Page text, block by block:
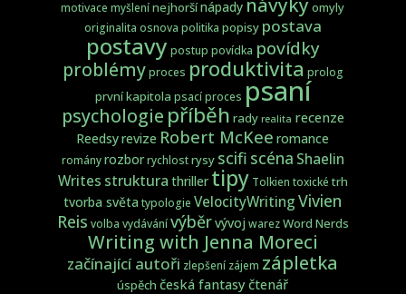
motivace myšlení nejhoršínápady omyly
originalita osnova politika popisy postava
postavy postup povídka povídky
problémyproces produktivita prolog
první kapitola psací proces psaní
psychologie příběh rady realita recenze
Reedsyrevize Robert McKee romance
rományrozborrychlostrysy scifi scéna Shaelin
Writes struktura thriller tipy Tolkien toxické trh
tvorba světa typologie VelocityWriting Vivien
Reis volba vydávánívýběrvývoj warezWord Nerds
Writing with Jenna Moreci
začínající autoři zlepšení zájem zápletka
úspěch česká fantasyčtenář